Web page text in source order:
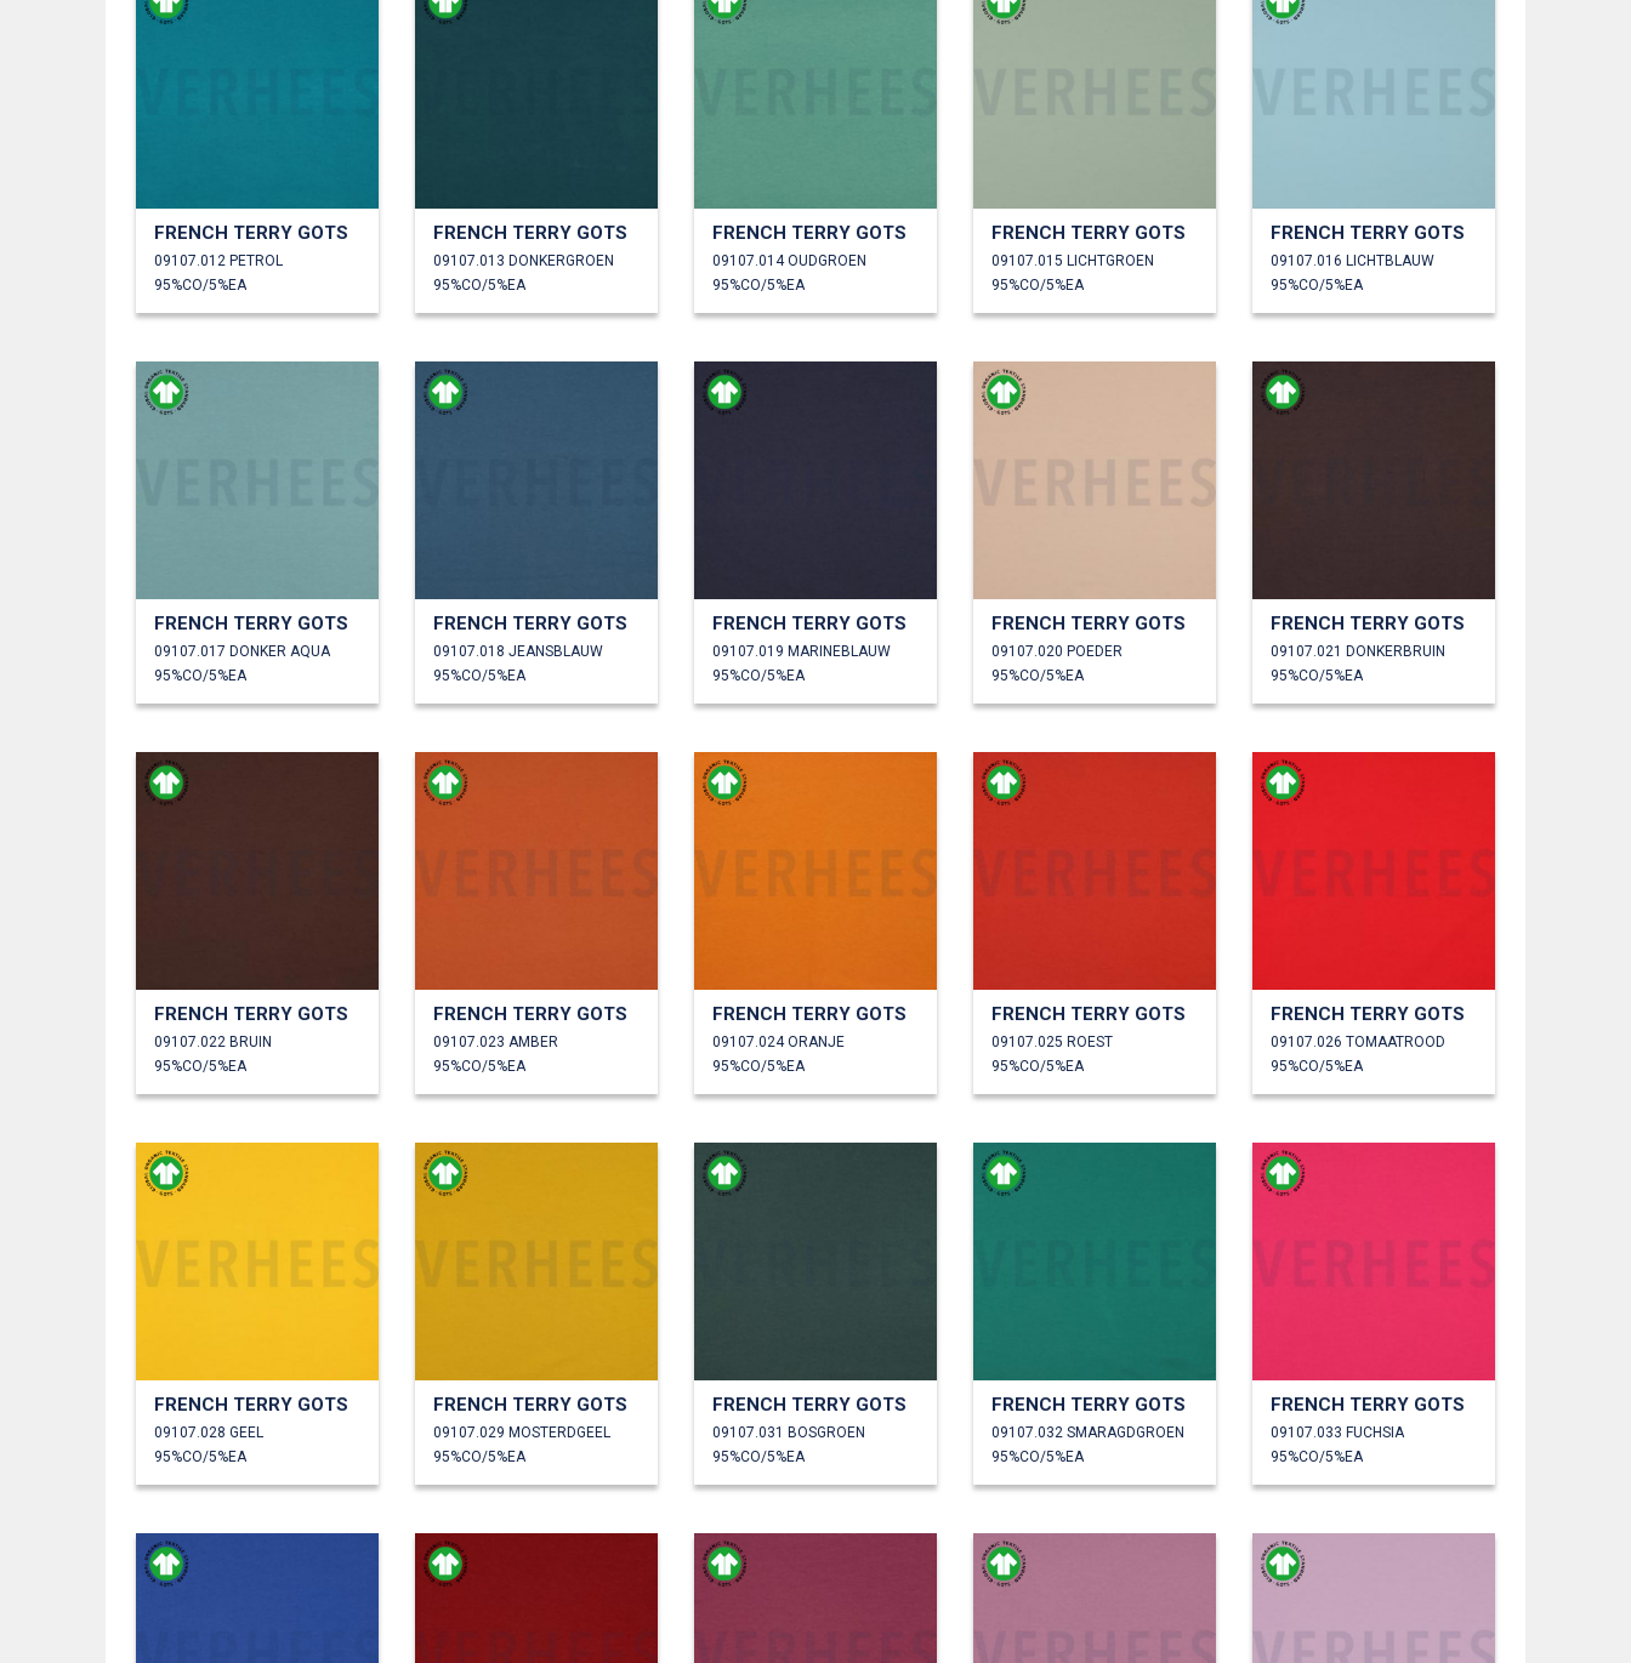
FRENCH TERRY GOTS
09107.012 PETROL
95%CO/5%EA
FRENCH TERRY GOTS
09107.013 DONKERGROEN
95%CO/5%EA
FRENCH TERRY GOTS
09107.014 OUDGROEN
95%CO/5%EA
FRENCH TERRY GOTS
09107.015 LICHTGROEN
95%CO/5%EA
FRENCH TERRY GOTS
09107.016 LICHTBLAUW
95%CO/5%EA
FRENCH TERRY GOTS
09107.017 DONKER AQUA
95%CO/5%EA
FRENCH TERRY GOTS
09107.018 JEANSBLAUW
95%CO/5%EA
FRENCH TERRY GOTS
09107.019 MARINEBLAUW
95%CO/5%EA
FRENCH TERRY GOTS
09107.020 POEDER
95%CO/5%EA
FRENCH TERRY GOTS
09107.021 DONKERBRUIN
95%CO/5%EA
FRENCH TERRY GOTS
09107.022 BRUIN
95%CO/5%EA
FRENCH TERRY GOTS
09107.023 AMBER
95%CO/5%EA
FRENCH TERRY GOTS
09107.024 ORANJE
95%CO/5%EA
FRENCH TERRY GOTS
09107.025 ROEST
95%CO/5%EA
FRENCH TERRY GOTS
09107.026 TOMAATROOD
95%CO/5%EA
FRENCH TERRY GOTS
09107.028 GEEL
95%CO/5%EA
FRENCH TERRY GOTS
09107.029 MOSTERDGEEL
95%CO/5%EA
FRENCH TERRY GOTS
09107.031 BOSGROEN
95%CO/5%EA
FRENCH TERRY GOTS
09107.032 SMARAGDGROEN
95%CO/5%EA
FRENCH TERRY GOTS
09107.033 FUCHSIA
95%CO/5%EA